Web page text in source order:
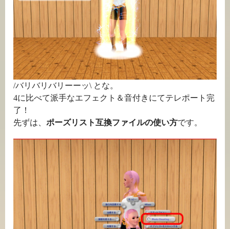
/バリバリバリーーッ\ とな。
4に比べて派手なエフェクト＆音付きにてテレポート完
了！
先ずは、 ポーズリスト互換ファイルの使い方です。